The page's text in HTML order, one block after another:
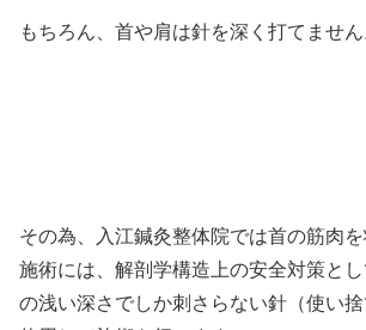
もちろん、首や肩は針を深く打てません
その為、入江鍼灸整体院では首の筋肉
施術には、解剖学構造上の安全対策と
の浅い深さでしか刺さらない針（使い